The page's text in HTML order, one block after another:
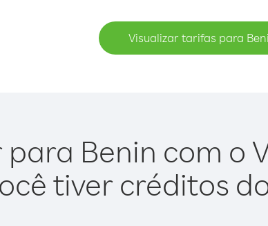
Visualizar tarifas para
para Benin com o
tiver créditos